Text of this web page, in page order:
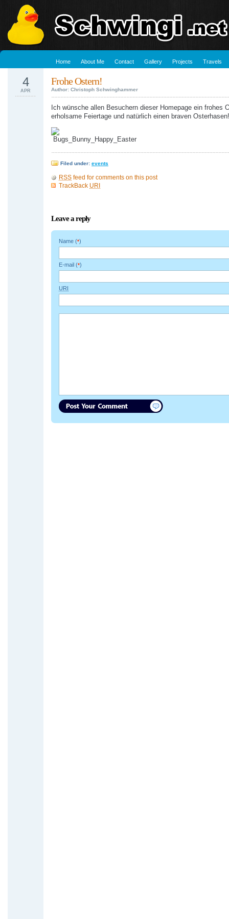
Home About Me Contact Gallery Projects Travels
Frohe Ostern!
Author: Christoph Schwinghammer
4
APR
Ich wünsche allen Besuchern dieser Homepage ein frohes
erholsame Feiertage und natürlich einen braven
Filed under: events
RSS feed for comments on this post
TrackBack URI
Leave a reply
Name (*)
E-mail (*)
URI